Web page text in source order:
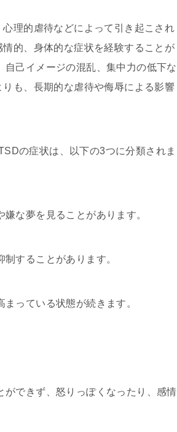
理的虐待などによって引き起こされ
的、身体的な症状を経験することが
己イメージの混乱、集中力の低下な
も、長期的な虐待や侮辱による影響
の症状は、以下の3つに分類されま
な夢を見ることがあります。
することがあります。
っている状態が続きます。
できず、怒りっぽくなったり、感情